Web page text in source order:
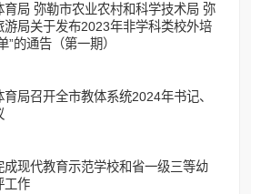
管理服务公开
费信息公开
育局 弥勒市农业农村和科学技术局 弥
游局关于发布2023年非学科类校外培
”的通告（第一期）
局召开全市教体系统2024年书记、
成现代教育示范学校和省一级三等幼
工作